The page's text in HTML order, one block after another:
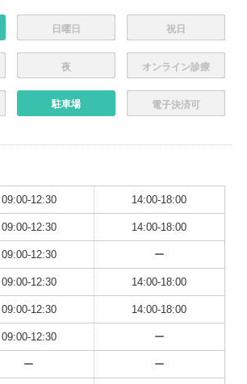
日曜日 祝日
夜 オンライン診療
駐車場 電子決済可
09:00-12:30 14:00-18:00
09:00-12:30 14:00-18:00
09:00-12:30 ー
09:00-12:30 14:00-18:00
09:00-12:30 14:00-18:00
09:00-12:30 ー
ー ー